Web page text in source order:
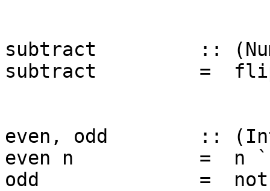
subtract :: (Num
subtract =
even, odd ::
even n = n
odd = not .